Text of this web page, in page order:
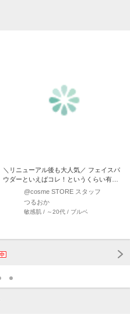
＼リニューアル後も大人気／ フェイスパ
ウダーといえばコレ！というくらい有名
なアイテムが24年1月に…
@cosme STORE スタッフ
つるおか
敏感肌 / ～20代 / ブルベ